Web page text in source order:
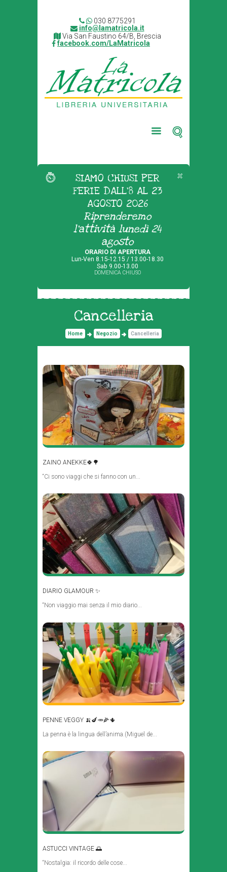
030 8775291
info@lamatricola.it
Via San Faustino 64/B, Brescia
facebook.com/LaMatricola
SIAMO CHIUSI PER
FERIE DALL'8 AL 23
AGOSTO 2026
Riprenderemo
l'attività lunedì 24
agosto
ORARIO DI APERTURA
Lun-Ven 8.15-12.15 / 13.00-18.30
Sab 9.00-13.00
DOMENICA CHIUSO
Cancelleria
Home Negozio Cancelleria
ZAINO ANEKKE🍀🌳
“Ci sono viaggi che si fanno con un...
DIARIO GLAMOUR ✨
“Non viaggio mai senza il mio diario...
PENNE VEGGY 🍌🍆🥕🌽🌵
La penna è la lingua dell’anima.(Miguel de...
ASTUCCI VINTAGE 🌅
“Nostalgia: il ricordo delle cose...